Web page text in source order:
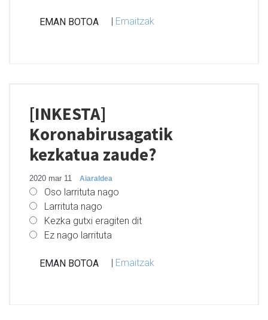
| Emaitzak
[INKESTA]
Koronabirusagatik
kezkatua zaude?
2020 mar 11 Aiaraldea
Oso larrituta nago
Larrituta nago
Kezka gutxi eragiten dit
Ez nago larrituta
| Emaitzak